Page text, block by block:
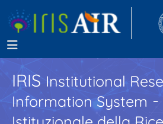
IRISInstitutional
Information System -